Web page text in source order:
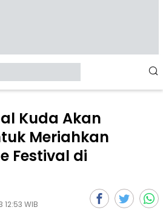
Kuda Akan
Meriahkan
Festival di
WIB